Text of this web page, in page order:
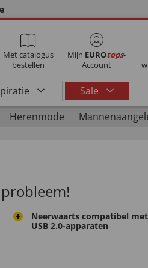
Met catalogus
bestellen
Mijn EUROtops-
Account
Sale
Herenmode
Neerwaarts compatibel
USB 2.0-apparaten